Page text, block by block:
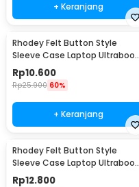
+ Keranjang
Rhodey Felt Button Style
Sleeve Case Laptop Ultrabook
12 Inch - DA58
Rp10.600
Rp25.900 60%
+ Keranjang
Rhodey Felt Button Style
Sleeve Case Laptop Ultrabook
15 Inch - DA58
Rp12.800